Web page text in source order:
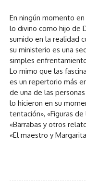
En ningún momento
lo divino como hijo de
sumido en la realidad
su ministerio es una
simples
Lo mimo que las
es un repertorio más
de una de las
lo hicieron en su
tentación», «Figuras
«Barrabas y otros
«El maestro y